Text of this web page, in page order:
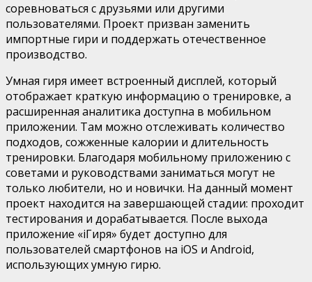
соревноваться с друзьями или другими
пользователями. Проект призван заменить
импортные гири и поддержать отечественное
производство.
Умная гиря имеет встроенный дисплей, который
отображает краткую информацию о тренировке, а
расширенная аналитика доступна в мобильном
приложении. Там можно отслеживать количество
подходов, сожженные калории и длительность
тренировки. Благодаря мобильному приложению с
советами и руководствами заниматься могут не
только любители, но и новички. На данный момент
проект находится на завершающей стадии: проходит
тестирования и дорабатывается. После выхода
приложение «iГиря» будет доступно для
пользователей смартфонов на iOS и Android,
использующих умную гирю.